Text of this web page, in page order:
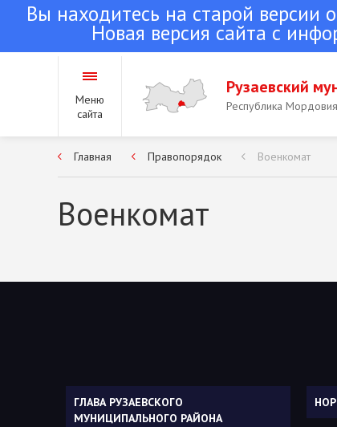
Вы находитесь на старой версии
Новая версия сайта с
Меню
сайта
Рузаевский
Республика Мордовия
Городское
Главная Правопорядок Военкомат
Военкомат
ГЛАВА РУЗАЕВСКОГО
МУНИЦИПАЛЬНОГО РАЙОНА